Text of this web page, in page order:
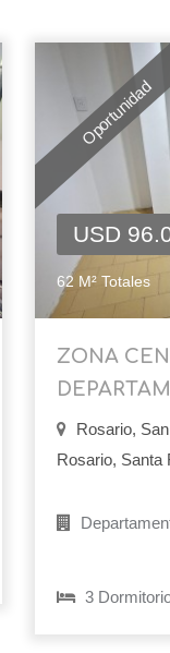
Oportunidad
USD
62 M² Totales
ZONA
Rosario,
Rosario, Santa
3